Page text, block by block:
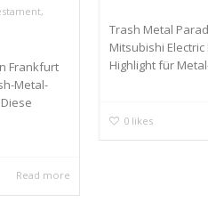
,
Frankfurt
Metal-
Read more
Trash Metal
Mitsubishi
Highlight für
0 likes